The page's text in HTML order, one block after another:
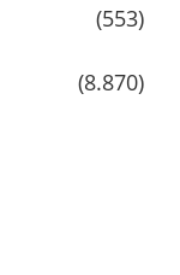
(553)
(8.870)